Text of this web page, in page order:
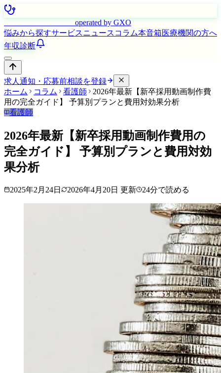
operated by GXO
悩みから探すサービスニュース コラム本音箱医療機関の方へ
年収診断
求人通知・応募前相談を登録
ホーム
コラム 看護師
2026年最新【新卒採用動画制作費
用の完全ガイド】 予算別プランと費用対効果分析
看護師
2026年最新【新卒採用動画制作費用の
完全ガイド】 予算別プランと費用対効
果分析
2025年2月24日 2026年4月20日 更新 24分で読める